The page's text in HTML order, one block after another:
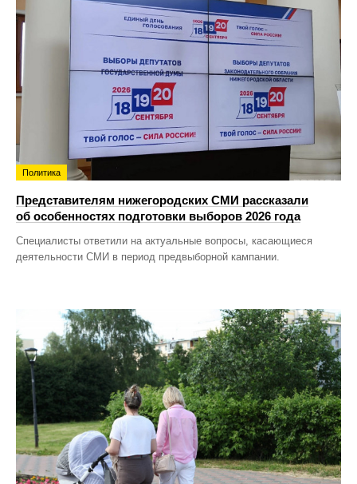
Политика
Представителям нижегородских СМИ рассказали
об особенностях подготовки выборов 2026 года
Специалисты ответили на актуальные вопросы, касающиеся
деятельности СМИ в период предвыборной кампании.